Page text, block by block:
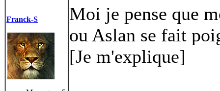
Franck-S
Moi je pense que
ou Aslan se fait
[Je m'explique]